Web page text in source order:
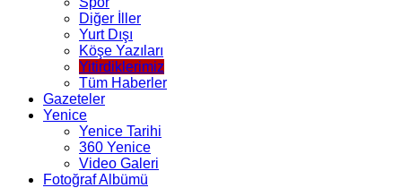
Diğer İller
Yurt Dışı
Köşe Yazıları
Yitirdiklerimiz
Tüm Haberler
Gazeteler
Yenice
Yenice Tarihi
360 Yenice
Video Galeri
Fotoğraf Albümü